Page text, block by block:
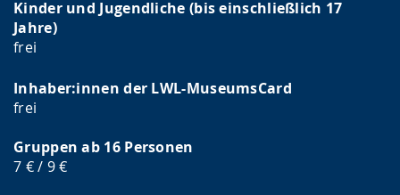
Kinder und Jugendliche (bis einschließlich 17
Jahre)
frei
Inhaber:innen der LWL-MuseumsCard
frei
Gruppen ab 16 Personen
7 € / 9 €